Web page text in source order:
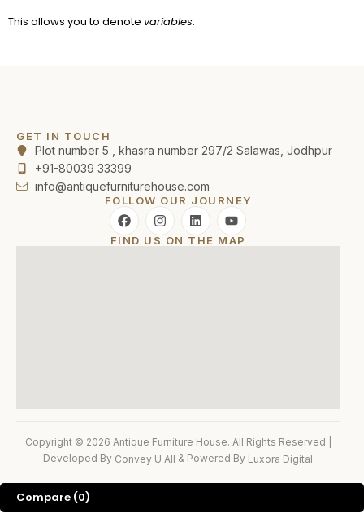
This allows you to denote variables.
GET IN TOUCH
Plot number 5 , khasra number 297/2 Salawas, Jodhpur
+91-80039 33399
info@antiquefurniturehouse.com
FOLLOW OUR JOURNEY
FIND US ON THE MAP
Copyright © 2026 Antique Furniture House. All Rights Reserved |
Developed By Convey U All & Powered By Luxora Digital
Compare (0)